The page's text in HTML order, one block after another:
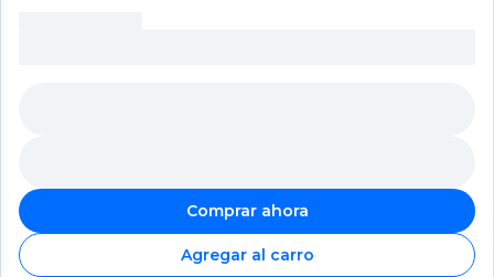
Comprar ahora
Agregar al carro